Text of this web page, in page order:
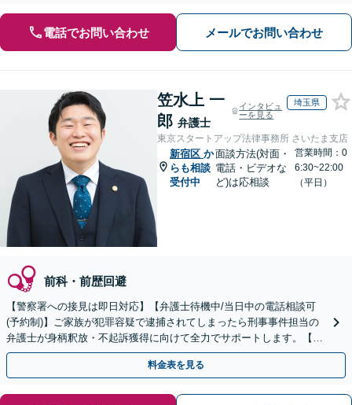
電話でお問い合わせ メールでお問い合わせ
笠水上 一
郎 弁護士
インタビュ
ーを見る
埼玉県
東京スタートアップ法律事務所 さいたま支店
新宿区 か
らも相談
受付中
面談方法(対面・
電話・ビデオな
ど)は応相談
営業時間：0
6:30~22:00
（平日）
前科・前歴回避
【警察署への接見は即日対応】【弁護士待機中/当日中の電話相談可
(予約制)】ご家族が犯罪容疑で逮捕されてしまったら刑事事件担当の
弁護士が身柄釈放・不起訴獲得に向けて全力でサポートします。【毎
月100名以上の相談実績】【関東エリア全域対応】
料金表を見る